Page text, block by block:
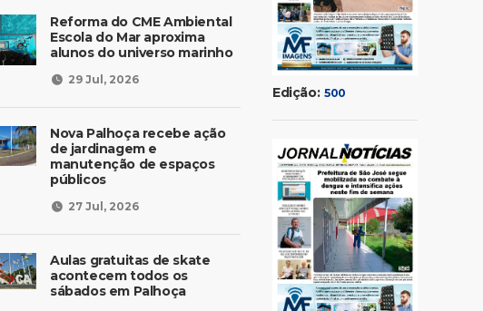
Reforma do CME Ambiental
Escola do Mar aproxima
alunos do universo marinho
29 Jul, 2026
Nova Palhoça recebe ação
de jardinagem e
manutenção de espaços
públicos
27 Jul, 2026
Aulas gratuitas de skate
acontecem todos os
sábados em Palhoça
Edição: 500